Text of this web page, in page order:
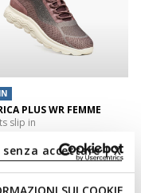
accettare | X
PLUS WR FEMME
slip in
3 COULEURS